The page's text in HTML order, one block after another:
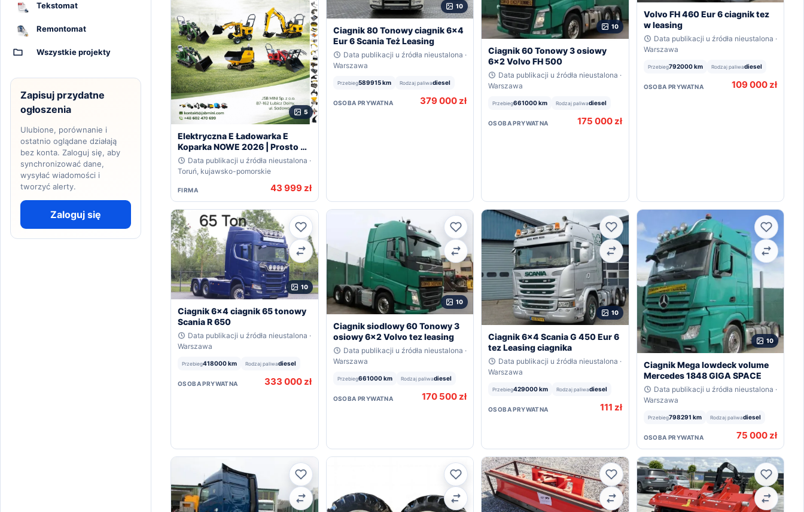
Tekstomat
Remontomat
Wszystkie projekty
Zapisuj przydatne
ogłoszenia
Ulubione, porównanie i
ostatnio oglądane działają
bez konta. Zaloguj się, aby
synchronizować dane,
wysyłać wiadomości i
tworzyć alerty.
Zaloguj się
5
Elektryczna E Ładowarka E
Koparka NOWE 2026 | Prosto od
Producenta JSB MINI
Data publikacji u źródła nieustalona ·
Toruń, kujawsko-pomorskie
FIRMA 43 999 zł
10
Ciagnik 80 Tonowy ciagnik 6x4
Eur 6 Scania Też Leasing
Data publikacji u źródła nieustalona ·
Warszawa
Przebieg589915 km Rodzaj paliwadiesel
OSOBA PRYWATNA 379 000 zł
10
Ciagnik 60 Tonowy 3 osiowy
6x2 Volvo FH 500
Data publikacji u źródła nieustalona ·
Warszawa
Przebieg661000 km Rodzaj paliwadiesel
OSOBA PRYWATNA 175 000 zł
Volvo FH 460 Eur 6 ciagnik tez
w leasing
Data publikacji u źródła nieustalona ·
Warszawa
Przebieg792000 km Rodzaj paliwadiesel
OSOBA PRYWATNA 109 000 zł
10
Ulubione
Porównaj
Ciagnik 6x4 ciagnik 65 tonowy
Scania R 650
Data publikacji u źródła nieustalona ·
Warszawa
Przebieg418000 km Rodzaj paliwadiesel
OSOBA PRYWATNA 333 000 zł
10
Ulubione
Porównaj
Ciagnik siodlowy 60 Tonowy 3
osiowy 6x2 Volvo tez leasing
Data publikacji u źródła nieustalona ·
Warszawa
Przebieg661000 km Rodzaj paliwadiesel
OSOBA PRYWATNA 170 500 zł
10
Ulubione
Porównaj
Ciagnik 6x4 Scania G 450 Eur 6
tez Leasing ciagnika
Data publikacji u źródła nieustalona ·
Warszawa
Przebieg429000 km Rodzaj paliwadiesel
OSOBA PRYWATNA 111 zł
10
Ciagnik Mega lowdeck volume
Mercedes 1848 GIGA SPACE
Data publikacji u źródła nieustalona ·
Warszawa
Przebieg798291 km Rodzaj paliwadiesel
OSOBA PRYWATNA 75 000 zł
Ulubione
Porównaj
Ulubione
Porównaj
Ulubione
Porównaj